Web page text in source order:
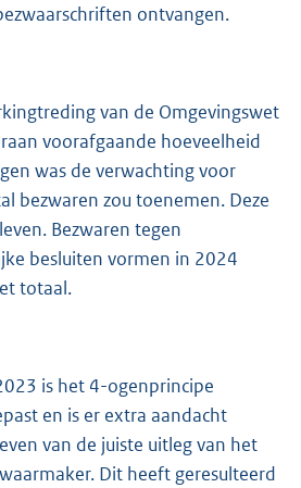
ontvangen.
van de Omgevingswet
voorafgaande hoeveelheid
was de verwachting voor
bezwaren zou toenemen. Deze
Bezwaren tegen
besluiten vormen in 2024
totaal.
is het 4-ogenprincipe
en is er extra aandacht
van de juiste uitleg van het
Dit heeft geresulteerd